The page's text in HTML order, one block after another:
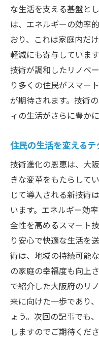
な生活を支える基盤と
は、エネルギーの効率
おり、これは家庭内だ
軽減にも寄与していま
技術が調和したリノベ
り多くの住民がスマー
が期待されます。技術
ィの生活がさらに豊か
住民の生活を変える
技術進化の恩恵は、大
きな変革をもたらして
じて導入される新技術
います。エネルギー効
全性を高めるスマート
り安心で快適な生活を
術は、地域の持続可能
の家庭の幸福度も向上
で紹介した大阪府のリ
来に向けた一歩であり
ょう。次回の記事でも
しますのでご期待くださ